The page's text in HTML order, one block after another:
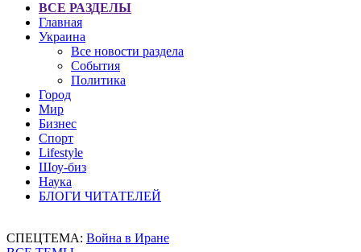
ВСЕ РАЗДЕЛЫ
Главная
Украина
Все новости раздела
События
Политика
Город
Мир
Бизнес
Спорт
Lifestyle
Шоу-биз
Наука
БЛОГИ ЧИТАТЕЛЕЙ
СПЕЦТЕМА: Война в Иране